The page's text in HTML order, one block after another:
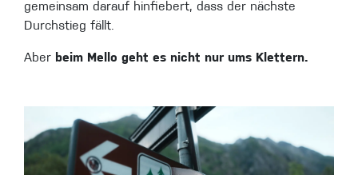
gemeinsam darauf hinfiebert, dass der nächste
Durchstieg fällt.
Aber beim Mello geht es nicht nur ums Klettern.